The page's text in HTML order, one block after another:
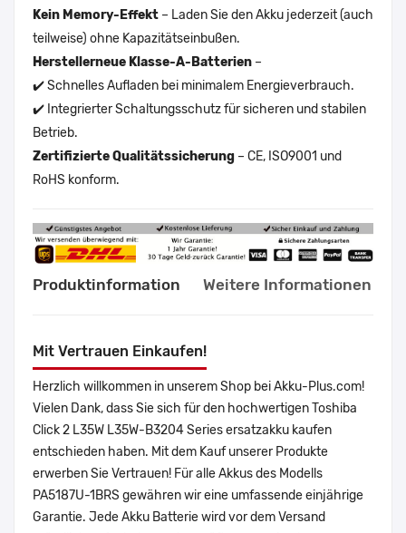
Kein Memory-Effekt – Laden Sie den Akku jederzeit (auch
teilweise) ohne Kapazitätseinbußen.
Herstellerneue Klasse-A-Batterien –
✔️ Schnelles Aufladen bei minimalem Energieverbrauch.
✔️ Integrierter Schaltungsschutz für sicheren und stabilen
Betrieb.
Zertifizierte Qualitätssicherung – CE, ISO9001 und
RoHS konform.
Produktinformation Weitere Informationen
Mit Vertrauen Einkaufen!
Herzlich willkommen in unserem Shop bei Akku-Plus.com!
Vielen Dank, dass Sie sich für den hochwertigen Toshiba
Click 2 L35W L35W-B3204 Series ersatzakku kaufen
entschieden haben. Mit dem Kauf unserer Produkte
erwerben Sie Vertrauen! Für alle Akkus des Modells
PA5187U-1BRS gewähren wir eine umfassende einjährige
Garantie. Jede Akku Batterie wird vor dem Versand